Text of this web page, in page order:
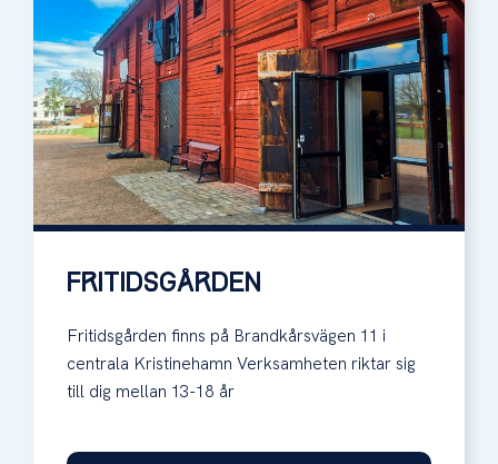
FRITIDSGÅRDEN
Fritidsgården finns på Brandkårsvägen 11 i
centrala Kristinehamn Verksamheten riktar sig
till dig mellan 13-18 år